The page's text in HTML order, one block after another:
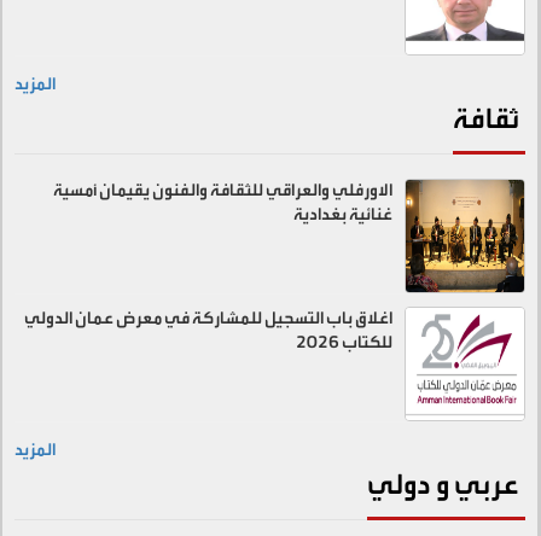
المزيد
ثقافة
الاورفلي والعراقي للثقافة والفنون يقيمان أمسية
غنائية بغدادية
اغلاق باب التسجيل للمشاركة في معرض عمان الدولي
للكتاب 2026
المزيد
عربي و دولي